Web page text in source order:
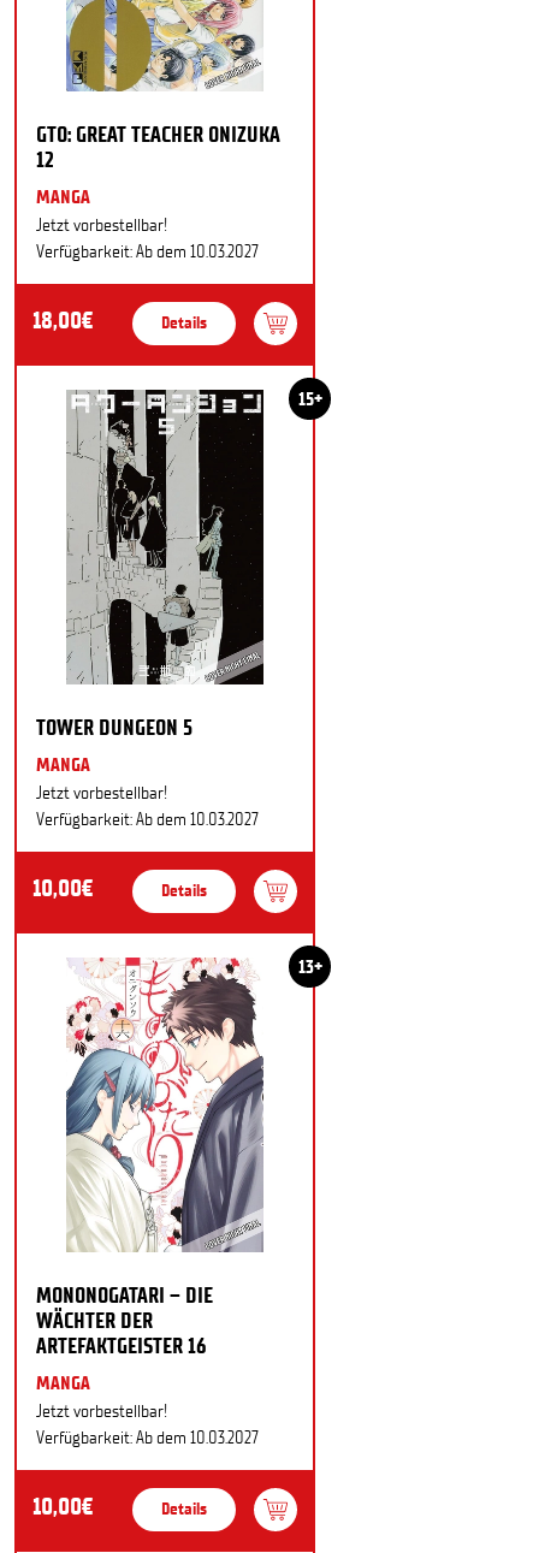
GTO: GREAT TEACHER ONIZUKA
12
MANGA
Jetzt vorbestellbar!
Verfügbarkeit: Ab dem 10.03.2027
18,00€ Details
15+
TOWER DUNGEON 5
MANGA
Jetzt vorbestellbar!
Verfügbarkeit: Ab dem 10.03.2027
10,00€ Details
13+
MONONOGATARI – DIE
WÄCHTER DER
ARTEFAKTGEISTER 16
MANGA
Jetzt vorbestellbar!
Verfügbarkeit: Ab dem 10.03.2027
10,00€ Details